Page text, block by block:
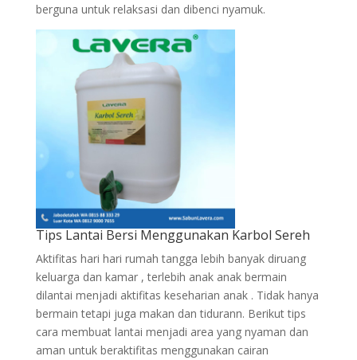
berguna untuk relaksasi dan dibenci nyamuk.
Tips Lantai Bersi Menggunakan Karbol Sereh
Aktifitas hari hari rumah tangga lebih banyak diruang
keluarga dan kamar , terlebih anak anak bermain
dilantai menjadi aktifitas keseharian anak . Tidak hanya
bermain tetapi juga makan dan tidurann. Berikut tips
cara membuat lantai menjadi area yang nyaman dan
aman untuk beraktifitas menggunakan cairan